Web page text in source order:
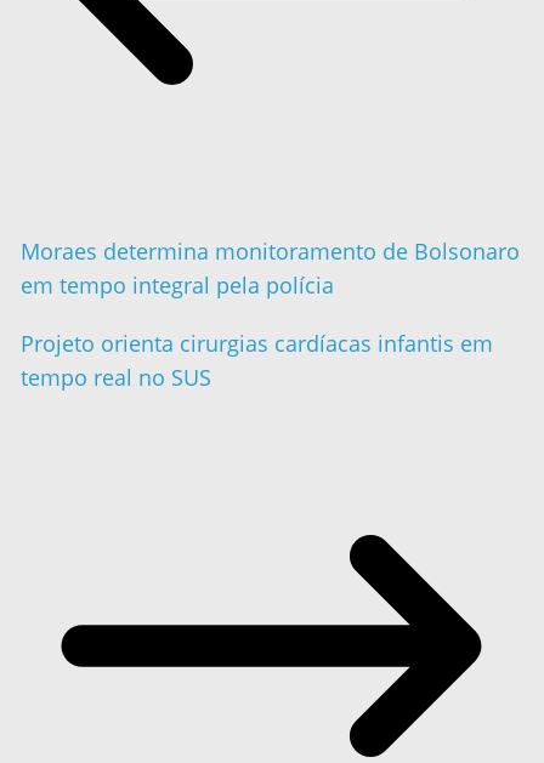
Moraes determina monitoramento de Bolsonaro
em tempo integral pela polícia
Projeto orienta cirurgias cardíacas infantis em
tempo real no SUS